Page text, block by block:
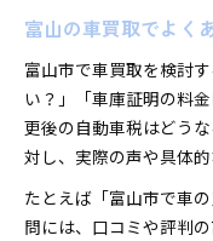
富山の車買取でよく
富山市で車買取を検討
い？」「車庫証明の料
更後の自動車税はどう
対し、実際の声や具体
たとえば「富山市で車
問には、口コミや評判